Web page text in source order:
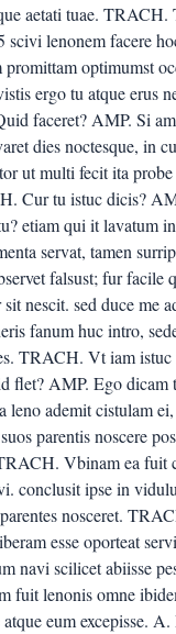
aetati tuae. TRACH.
scivi lenonem facere
optimumst
ergo tu atque erus
faceret? AMP. Si
dies noctesque, in
ut multi fecit ita
Cur tu istuc dicis?
etiam qui it lavatum
servat, tamen
falsust; fur facile
nescit. sed duce me
fanum huc intro,
TRACH. Vt iam
flet? AMP. Ego dicam
leno ademit cistulam
parentis noscere
Vbinam ea fuit
conclusit ipse in
nosceret.
esse oporteat
navi scilicet abiisse
fuit lenonis omne
eum excepisse. A.